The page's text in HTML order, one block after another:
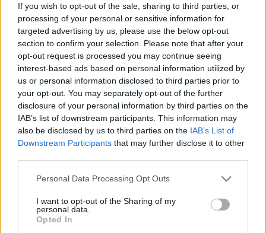
If you wish to opt-out of the sale, sharing to third parties, or
processing of your personal or sensitive information for
targeted advertising by us, please use the below opt-out
section to confirm your selection. Please note that after your
opt-out request is processed you may continue seeing
interest-based ads based on personal information utilized by
us or personal information disclosed to third parties prior to
your opt-out. You may separately opt-out of the further
disclosure of your personal information by third parties on the
IAB’s list of downstream participants. This information may
also be disclosed by us to third parties on the IAB’s List of
Downstream Participants that may further disclose it to other
Please note that this website/app uses one or more Google
not limited to your visit or usage behaviour. You may click to
grant or deny consent to Google and its third-party tags to
use your data for below specified purposes in below Google
Personal Data Processing Opt Outs
I want to opt-out of the Sharing of my
personal data.
Opted In
ESM: Αξιοσημείωτη η
ανθεκτικότητα της
Ευρωζώνης,
σημαντικές οι
ευπάθειες ειδικά στο
«δυσμενές σενάριο» -
Σε πλεονεκτικότερη
θέση η Ελλάδα
11-06-2026 16:49
Πιερρακάκης: «Ο ESM
αποτελεί μέρος της
δύσκολης αλλά
επιτυχημένης πορείας
ανάκαμψης της
Ελλάδας»
«Πράσινο φως» από
πρόωρη αποπληρωμή